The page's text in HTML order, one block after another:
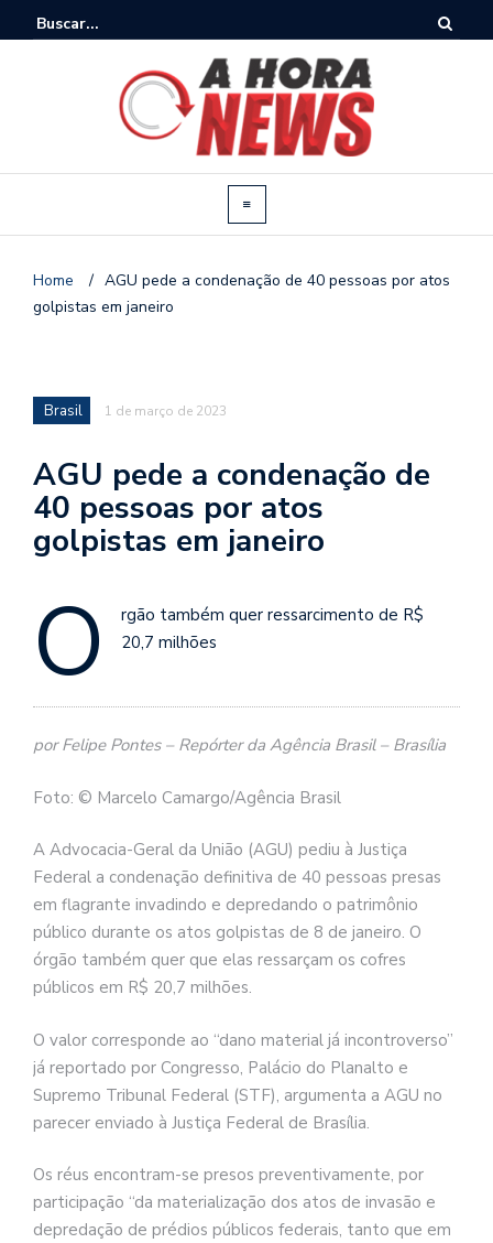
Home / AGU pede a condenação de 40 pessoas por atos
golpistas em janeiro
Brasil 1 de março de 2023
AGU pede a condenação de
40 pessoas por atos
golpistas em janeiro
Ó
rgão também quer ressarcimento de R$
20,7 milhões
por Felipe Pontes – Repórter da Agência Brasil – Brasília
Foto: © Marcelo Camargo/Agência Brasil
A Advocacia-Geral da União (AGU) pediu à Justiça
Federal a condenação definitiva de 40 pessoas presas
em flagrante invadindo e depredando o patrimônio
público durante os atos golpistas de 8 de janeiro. O
órgão também quer que elas ressarçam os cofres
públicos em R$ 20,7 milhões.
O valor corresponde ao “dano material já incontroverso”
já reportado por Congresso, Palácio do Planalto e
Supremo Tribunal Federal (STF), argumenta a AGU no
parecer enviado à Justiça Federal de Brasília.
Os réus encontram-se presos preventivamente, por
participação “da materialização dos atos de invasão e
depredação de prédios públicos federais, tanto que em